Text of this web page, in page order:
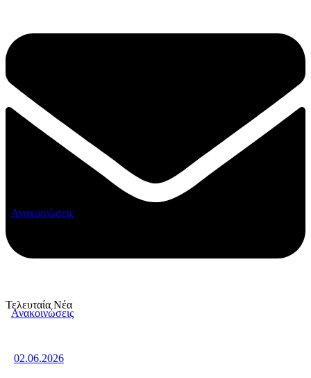
Τελευταία Νέα
Ανακοινώσεις
02.06.2026
Ανακοινώσεις